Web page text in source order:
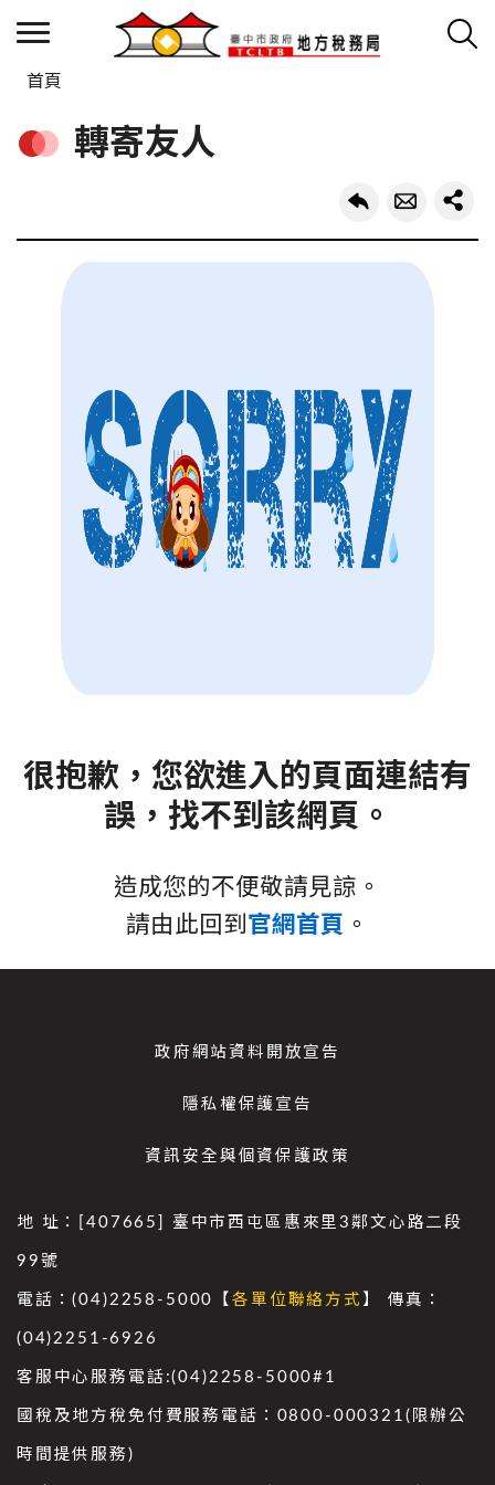
首頁
轉寄友人
很抱歉，您欲進入的頁面連結有
誤，找不到該網頁。
造成您的不便敬請見諒。
請由此回到官網首頁 。
政府網站資料開放宣告
隱私權保護宣告
資訊安全與個資保護政策
地 址：[407665] 臺中市西屯區惠來里3鄰文心路二段
99號
電話：(04)2258-5000【各單位聯絡方式 】 傳真：
(04)2251-6926
客服中心服務電話:(04)2258-5000#1
國稅及地方稅免付費服務電話：0800-000321(限辦公
時間提供服務)